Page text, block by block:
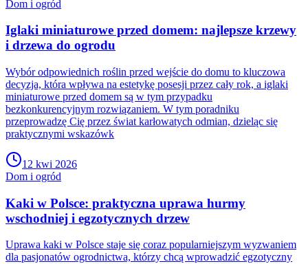
Dom i ogród
Iglaki miniaturowe przed domem: najlepsze krzewy
i drzewa do ogrodu
Wybór odpowiednich roślin przed wejście do domu to kluczowa
decyzja, która wpływa na estetykę posesji przez cały rok, a iglaki
miniaturowe przed domem są w tym przypadku
bezkonkurencyjnym rozwiązaniem. W tym poradniku
przeprowadzę Cię przez świat karłowatych odmian, dzieląc się
praktycznymi wskazówk
12 kwi 2026
Dom i ogród
Kaki w Polsce: praktyczna uprawa hurmy
wschodniej i egzotycznych drzew
Uprawa kaki w Polsce staje się coraz popularniejszym wyzwaniem
dla pasjonatów ogrodnictwa, którzy chcą wprowadzić egzotyczny